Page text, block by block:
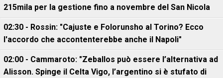
215mila per la gestione fino a novembre del San Nicola
02:30 - Rossin: "Cajuste e Folorunsho al Torino? Ecco
l'accordo che accontenterebbe anche il Napoli"
02:00 - Cammaroto: "Zeballos può essere l’alternativa ad
Alisson. Spinge il Celta Vigo, l’argentino si è stufato di